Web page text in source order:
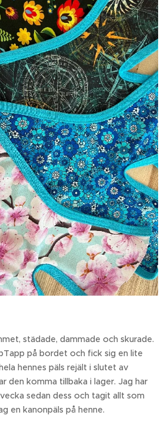
städade, dammade och skurade.
på bordet och fick sig en lite
hennes päls rejält i slutet av
den komma tillbaka i lager. Jag har
sedan dess och tagit allt som
en kanonpäls på henne.